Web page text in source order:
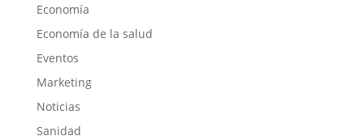
Economía
Economía de la salud
Eventos
Marketing
Noticias
Sanidad